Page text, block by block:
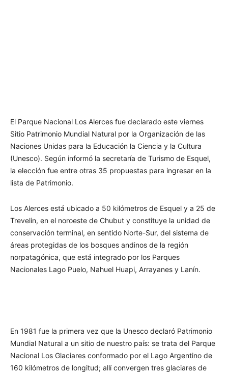
El Parque Nacional Los Alerces fue declarado este viernes
Sitio Patrimonio Mundial Natural por la Organización de las
Naciones Unidas para la Educación la Ciencia y la Cultura
(Unesco). Según informó la secretaría de Turismo de Esquel,
la elección fue entre otras 35 propuestas para ingresar en la
lista de Patrimonio.
Los Alerces está ubicado a 50 kilómetros de Esquel y a 25 de
Trevelin, en el noroeste de Chubut y constituye la unidad de
conservación terminal, en sentido Norte-Sur, del sistema de
áreas protegidas de los bosques andinos de la región
norpatagónica, que está integrado por los Parques
Nacionales Lago Puelo, Nahuel Huapi, Arrayanes y Lanín.
En 1981 fue la primera vez que la Unesco declaró Patrimonio
Mundial Natural a un sitio de nuestro país: se trata del Parque
Nacional Los Glaciares conformado por el Lago Argentino de
160 kilómetros de longitud; allí convergen tres glaciares de